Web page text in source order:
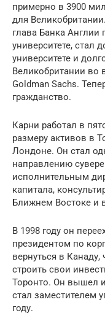
примерно в 3900
для
глава Банка Англии
университете, стал
университете и
Великобритании во
Goldman Sachs.
гражданство.
Карни работал в
размеру активов в
Лондоне. Он стал
направлению
исполнительным
капитала,
Ближнем Востоке и
В 1998 году он
президентом по
вернуться в
строить свои
Торонто. Он вышел
стал заместителем
году.